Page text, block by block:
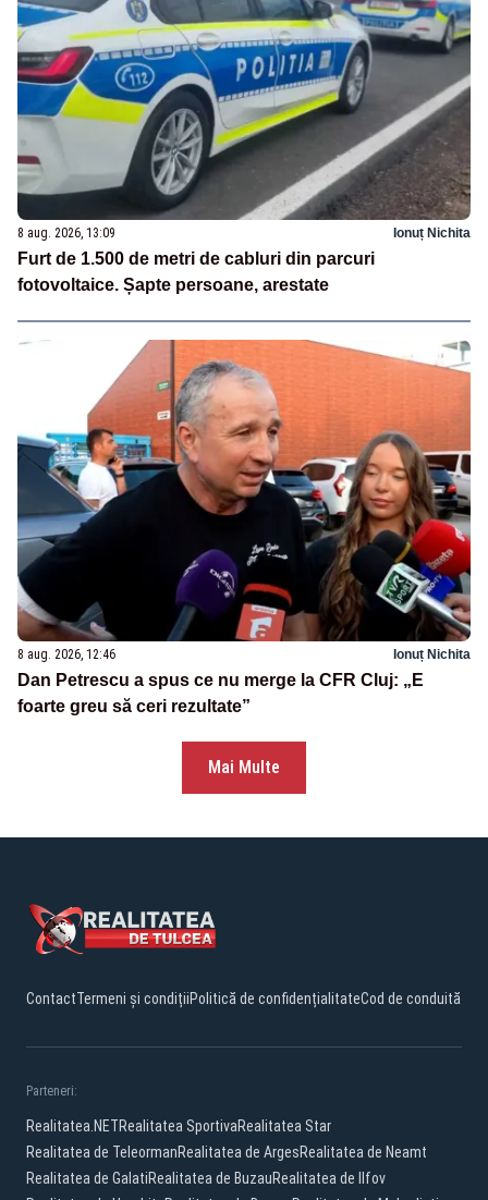
8 aug. 2026, 13:09 Ionuț Nichita
Furt de 1.500 de metri de cabluri din parcuri
fotovoltaice. Șapte persoane, arestate
8 aug. 2026, 12:46 Ionuț Nichita
Dan Petrescu a spus ce nu merge la CFR Cluj: „E
foarte greu să ceri rezultate”
Mai Multe
ContactTermeni și condițiiPolitică de confidențialitateCod de conduită
Parteneri:
Realitatea.NETRealitatea SportivaRealitatea Star
Realitatea de TeleormanRealitatea de ArgesRealitatea de Neamt
Realitatea de GalatiRealitatea de BuzauRealitatea de Ilfov